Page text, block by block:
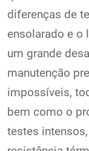
diferenças de
ensolarado e o
um grande
manutenção
impossíveis,
bem como o
testes